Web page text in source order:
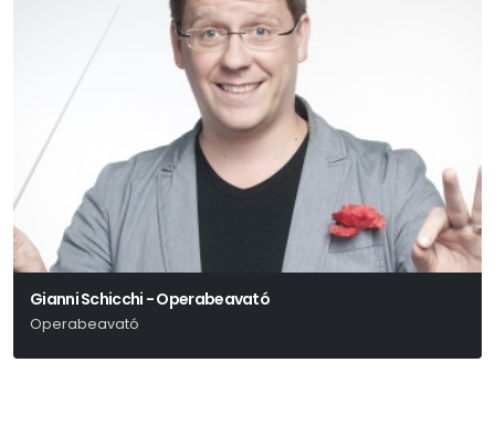
Gianni Schicchi - Operabeavató
Operabeavató